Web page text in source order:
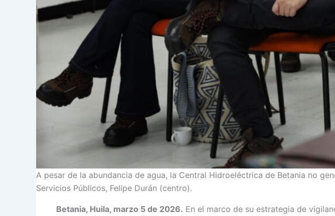
A pesar de la abundancia de agua, la Central Hidroeléctrica de Betania no
Servicios Públicos, Felipe Durán (centro).
Betania, Huila, marzo 5 de 2026. En el marco de su estrategia de